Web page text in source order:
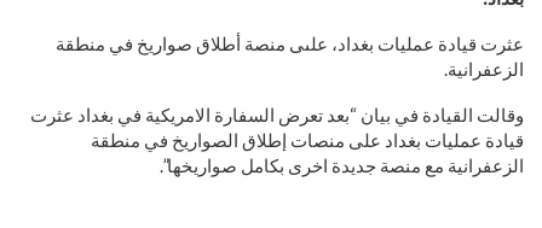
عثرت قيادة عمليات بغداد، علىى منصة أطلاق صواريخ في منطقة
الزعفرانية.
وقالت القيادة في بيان “بعد تعرض السفارة الامريكية في بغداد عثرت
قيادة عمليات بغداد على منصات إطلاق الصواريخ في منطقة
الزعفرانية مع منصة جديدة اخرى بكامل صواريخها”.